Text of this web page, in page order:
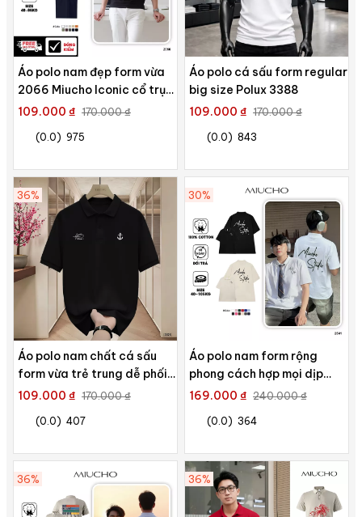
Áo polo nam đẹp form vừa
2066 Miucho Iconic cổ trụ
vải cá sấu polyester thoáng
109.000 ₫ 170.000 ₫
(0.0) 975
Áo polo cá sấu form regular
big size Polux 3388
109.000 ₫ 170.000 ₫
(0.0) 843
36%
Áo polo nam chất cá sấu
form vừa trẻ trung dễ phối
Polux 3626
109.000 ₫ 170.000 ₫
(0.0) 407
30%
Áo polo nam form rộng
phong cách hợp mọi dịp
2541 Miucho Club vải cotton
169.000 ₫ 240.000 ₫
(0.0) 364
36% 36%